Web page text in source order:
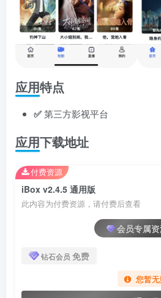
应用特点
✅第三方影视平台
应用下载地址
iBox v2.4.5 通用版
此内容为付费资源，请付费后查看
会员专属
钻石会员 免费
您暂
付费资源